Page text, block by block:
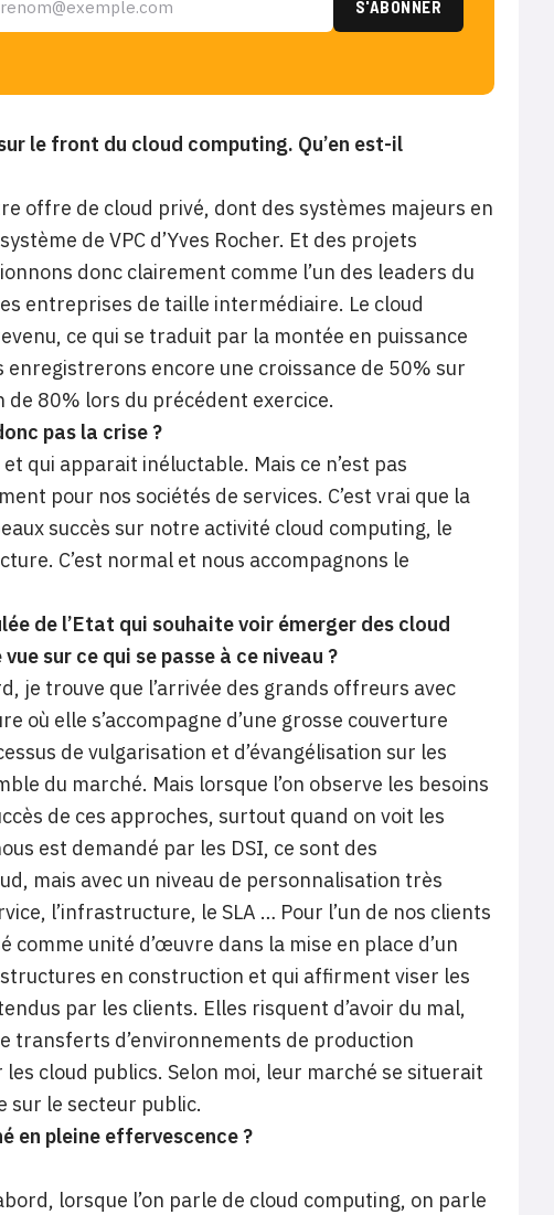
le front du cloud computing. Qu’en est-il
offre de cloud privé, dont des systèmes majeurs en
de VPC d’Yves Rocher. Et des projets
donc clairement comme l’un des leaders du
entreprises de taille intermédiaire. Le cloud
ce qui se traduit par la montée en puissance
encore une croissance de 50% sur
80% lors du précédent exercice.
pas la crise ?
qui apparait inéluctable. Mais ce n’est pas
pour nos sociétés de services. C’est vrai que la
succès sur notre activité cloud computing, le
C’est normal et nous accompagnons le
de l’Etat qui souhaite voir émerger des cloud
sur ce qui se passe à ce niveau ?
je trouve que l’arrivée des grands offreurs avec
où elle s’accompagne d’une grosse couverture
de vulgarisation et d’évangélisation sur les
du marché. Mais lorsque l’on observe les besoins
de ces approches, surtout quand on voit les
est demandé par les DSI, ce sont des
mais avec un niveau de personnalisation très
l’infrastructure, le SLA … Pour l’un de nos clients
unité d’œuvre dans la mise en place d’un
en construction et qui affirment viser les
par les clients. Elles risquent d’avoir du mal,
transferts d’environnements de production
les cloud publics. Selon moi, leur marché se situerait
sur le secteur public.
en pleine effervescence ?
lorsque l’on parle de cloud computing, on parle